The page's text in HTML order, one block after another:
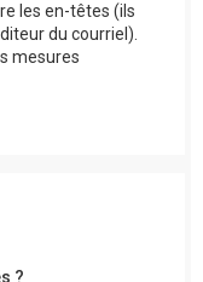
les en-têtes (ils
du courriel).
mesures
?